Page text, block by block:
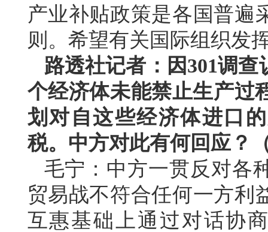
产业补贴政策是各国普遍
则。希望有关国际组织发
路透社记者：因301调
个经济体未能禁止生产过
划对自这些经济体进口
税。中方对此有何回应？
毛宁：中方一贯反对各
贸易战不符合任何一方利
互惠基础上通过对话协